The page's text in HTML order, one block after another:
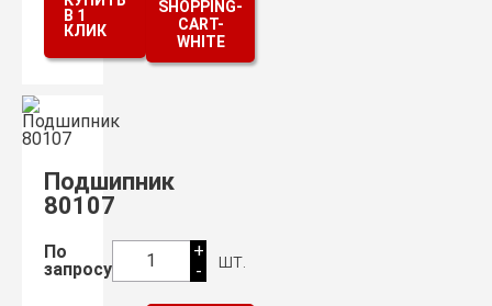
В 1
КЛИК
Подшипник
80107
По
запросу
1
+
-
шт.